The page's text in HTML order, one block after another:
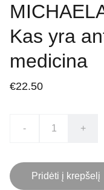
Kas yra
medicina
€22.50
- +
Pridėti į krepšelį